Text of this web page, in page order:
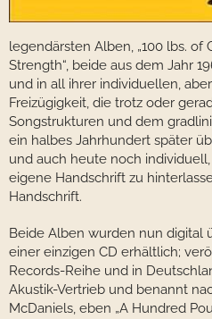
legendärsten Alben, „100 lbs. of
Strength“, beide aus dem Jahr
und in all ihrer individuellen,
Freizügigkeit, die trotz oder
Songstrukturen und dem
ein halbes Jahrhundert später
und auch heute noch
eigene Handschrift zu
Handschrift.
Beide Alben wurden nun digital
einer einzigen CD erhältlich;
Records-Reihe und in
Akustik-Vertrieb und benannt
McDaniels, eben „A Hundred